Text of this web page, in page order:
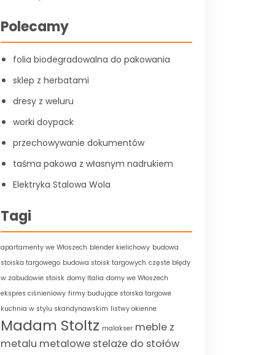
Polecamy
folia biodegradowalna do pakowania
sklep z herbatami
dresy z weluru
worki doypack
przechowywanie dokumentów
taśma pakowa z własnym nadrukiem
Elektryka Stalowa Wola
Tagi
apartamenty we Włoszech blender kielichowy budowa
stoiska targowego budowa stoisk targowych częste błędy
w zabudowie stoisk domy Italia domy we Włoszech
ekspres ciśnieniowy firmy budujące stoiska targowe
kuchnia w stylu skandynawskim listwy okienne
Madam Stoltz malakser meble z
metalu metalowe stelaże do stołów